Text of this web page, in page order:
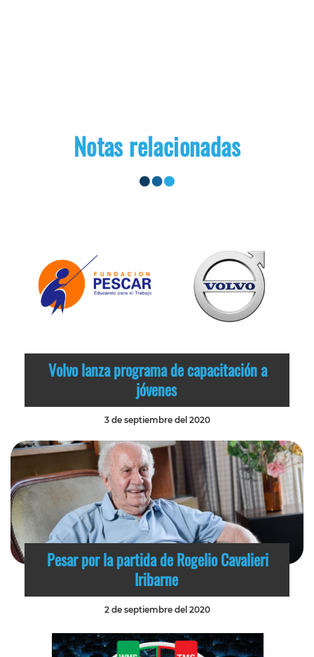
Notas relacionadas
Volvo lanza programa de capacitación a
jóvenes
3 de septiembre del 2020
Pesar por la partida de Rogelio Cavalieri
Iribarne
2 de septiembre del 2020